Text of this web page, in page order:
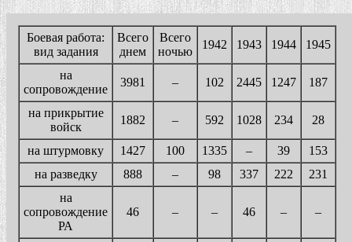
Боевая работа:
вид задания
Всего
днем
Всего
ночью
1942 1943 1944 1945
на
сопровождение
3981 – 102 2445 1247 187
на прикрытие
войск
1882 – 592 1028 234 28
на штурмовку 1427 100 1335 – 39
153
на разведку
888 – 98 337 222
231
на
сопровождение
РА
46 – – 46 – –